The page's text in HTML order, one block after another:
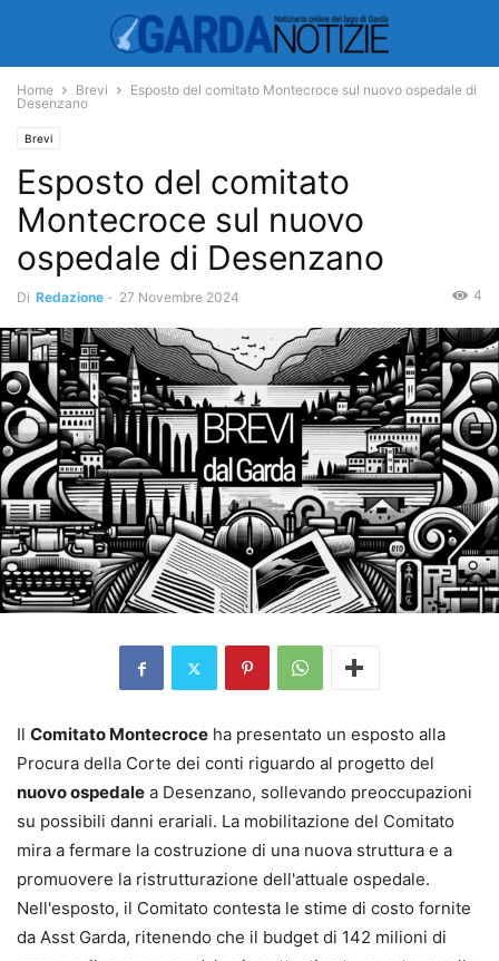
Home Brevi
Esposto del comitato Montecroce sul nuovo ospedale di
Desenzano
Brevi
Esposto del comitato
Montecroce sul nuovo
ospedale di Desenzano
Di Redazione - 27 Novembre 2024 4
Il Comitato Montecroce ha presentato un esposto alla
Procura della Corte dei conti riguardo al progetto del
nuovo ospedale a Desenzano, sollevando preoccupazioni
su possibili danni erariali. La mobilitazione del Comitato
mira a fermare la costruzione di una nuova struttura e a
promuovere la ristrutturazione dell'attuale ospedale.
Nell'esposto, il Comitato contesta le stime di costo fornite
da Asst Garda, ritenendo che il budget di 142 milioni di